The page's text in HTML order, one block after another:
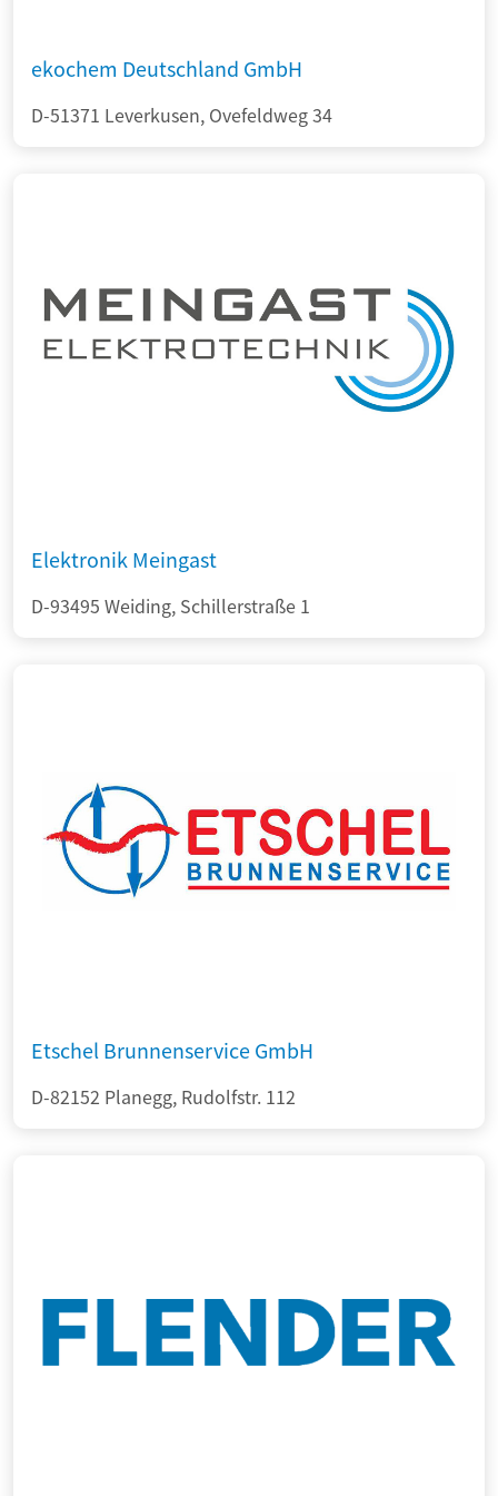
ekochem Deutschland GmbH
D-51371 Leverkusen, Ovefeldweg 34
Elektronik Meingast
D-93495 Weiding, Schillerstraße 1
Etschel Brunnenservice GmbH
D-82152 Planegg, Rudolfstr. 112